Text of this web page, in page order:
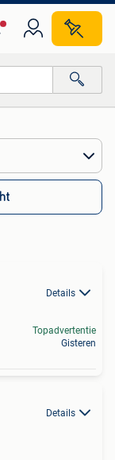
Details
Topadvertentie
Gisteren
Details